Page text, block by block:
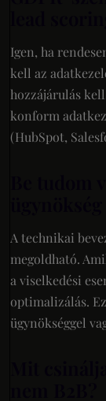
Igen, ha
kell az
hozzájárulás
konform
(HubSpot,
A technikai
megoldható.
a viselkedési
optimalizálás.
ügynökséggel